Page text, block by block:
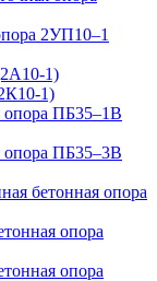
2УП10–1
1)
1)
опора ПБ35–1В
опора ПБ35–3В
бетонная опора
опора
опора